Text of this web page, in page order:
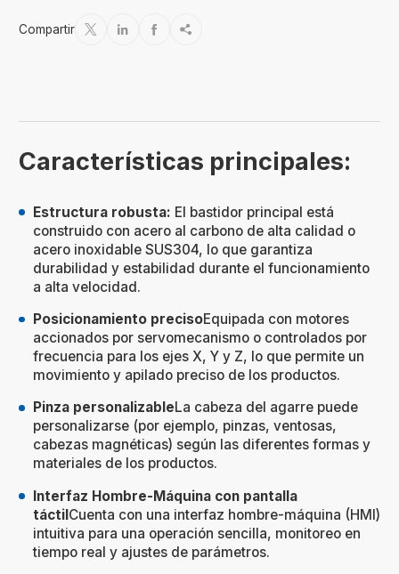
Compartir    
Características principales:
Estructura robusta: El bastidor principal está
construido con acero al carbono de alta calidad o
acero inoxidable SUS304, lo que garantiza
durabilidad y estabilidad durante el funcionamiento
a alta velocidad.
Posicionamiento precisoEquipada con motores
accionados por servomecanismo o controlados por
frecuencia para los ejes X, Y y Z, lo que permite un
movimiento y apilado preciso de los productos.
Pinza personalizableLa cabeza del agarre puede
personalizarse (por ejemplo, pinzas, ventosas,
cabezas magnéticas) según las diferentes formas y
materiales de los productos.
Interfaz Hombre-Máquina con pantalla
táctilCuenta con una interfaz hombre-máquina (HMI)
intuitiva para una operación sencilla, monitoreo en
tiempo real y ajustes de parámetros.